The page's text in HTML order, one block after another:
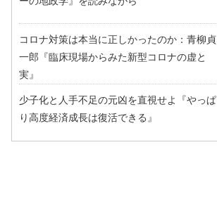
コロナ対策は本当に正しかったのか：青柳貞
一郎『臨床現場からみた新型コロナの虚と
実』
少子化と人手不足の元凶を直視せよ『やっぱ
り高度経済成長は復活できる』